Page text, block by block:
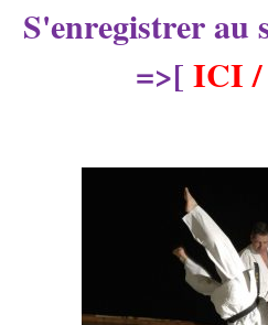
S'enregistrer au
=>[ ICI /